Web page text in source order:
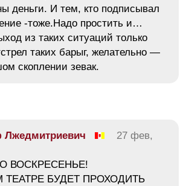
деньги. И тем, кто подписывал
-тоже.Надо простить и…
из таких ситуаций только
таких барыг, желательно —
скоплении зевак.
Лжедмитриевич
27 фев,
ВОСКРЕСЕНЬЕ!
ТЕАТРЕ БУДЕТ ПРОХОДИТЬ